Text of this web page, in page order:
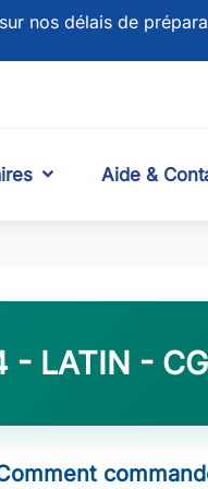
nos délais de
Aide &
- LATIN -